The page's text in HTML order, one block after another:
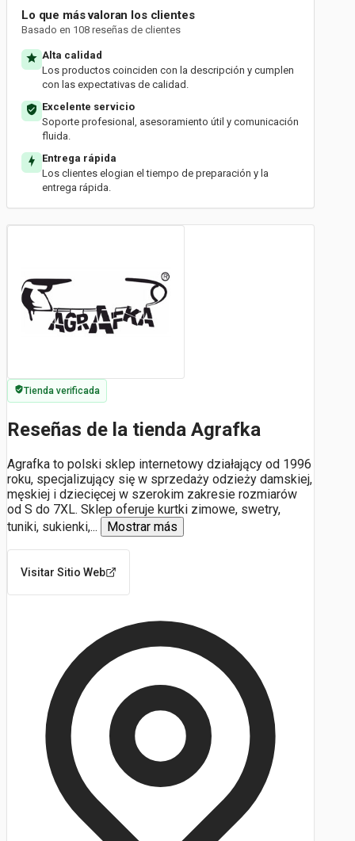
Lo que más valoran los clientes
Basado en 108 reseñas de clientes
Alta calidad
Los productos coinciden con la descripción y cumplen
con las expectativas de calidad.
Excelente servicio
Soporte profesional, asesoramiento útil y comunicación
fluida.
Entrega rápida
Los clientes elogian el tiempo de preparación y la
entrega rápida.
Tienda verificada
Reseñas de la tienda Agrafka
Agrafka to polski sklep internetowy działający od 1996
roku, specjalizujący się w sprzedaży odzieży damskiej,
męskiej i dziecięcej w szerokim zakresie rozmiarów
od S do 7XL. Sklep oferuje kurtki zimowe, swetry,
tuniki, sukienki,... Mostrar más
Visitar Sitio Web